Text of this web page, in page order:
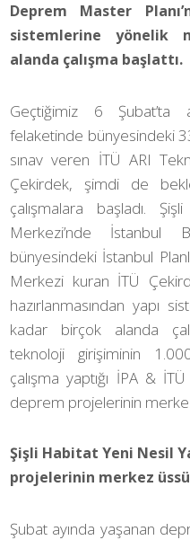
Deprem Master
sistemlerine yönelik
alanda çalışma başlattı.
Geçtiğimiz 6
felaketinde bünyesindeki
sınav veren İTÜ ARI
Çekirdek, şimdi de
çalışmalara başladı.
Merkezi’nde İstanbul
bünyesindeki İstanbul
Merkezi kuran İTÜ
hazırlanmasından yapı
kadar birçok alanda
teknoloji girişiminin
çalışma yaptığı İPA &
deprem projelerinin
Şişli Habitat Yeni Nesil
projelerinin merkez
Şubat ayında yaşanan